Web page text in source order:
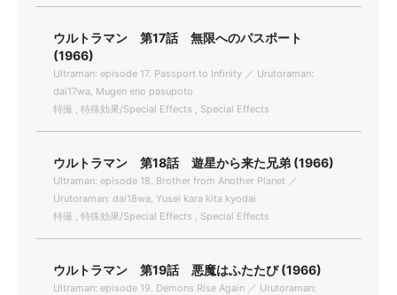
ウルトラマン 第17話 無限へのパスポート
(1966)
Ultraman: episode 17. Passport to Infinity ／ Urutoraman:
dai17wa, Mugen eno pasupoto
特撮 , 特殊効果/Special Effects , Special Effects
ウルトラマン 第18話 遊星から来た兄弟 (1966)
Ultraman: episode 18. Brother from Another Planet ／
Urutoraman: dai18wa, Yusei kara kita kyodai
特撮 , 特殊効果/Special Effects , Special Effects
ウルトラマン 第19話 悪魔はふたたび (1966)
Ultraman: episode 19. Demons Rise Again ／ Urutoraman: